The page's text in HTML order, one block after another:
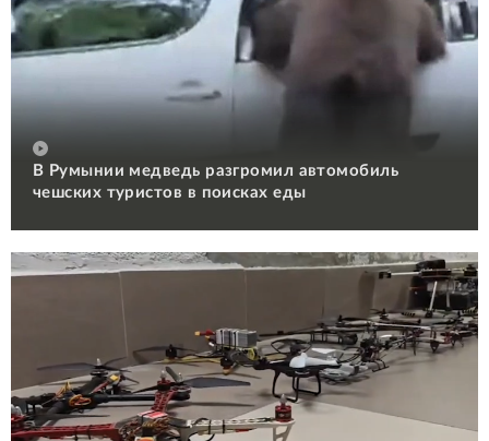
В Румынии медведь разгромил автомобиль
чешских туристов в поисках еды